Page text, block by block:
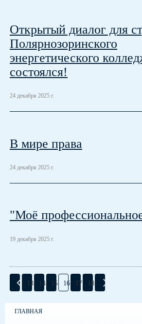
Открытый диалог для
Полярнозоринского
энергетического
состоялся!
24 декабря 2025 г.
В мире права
24 декабря 2025 г.
"Моё
19 декабря 2025 г.
13 14 15 16 17 18
ГЛАВНАЯ